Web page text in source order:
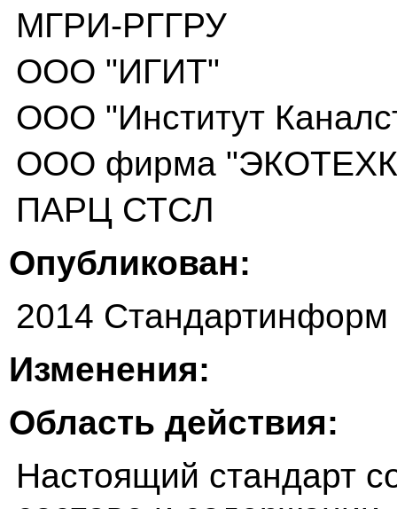
МГРИ-РГГРУ
ООО "ИГИТ"
ООО "Институт
ООО фирма
ПАРЦ СТСЛ
Опубликован:
2014 Стандартинформ
Изменения:
Область действия:
Настоящий стандарт